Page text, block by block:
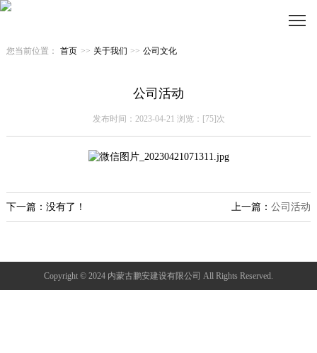
您当前位置： 首页 >> 关于我们 >> 公司文化
公司活动
发布时间：2023-04-21 浏览：[75]次
上一篇：公司活动
下一篇：没有了！
Copyright © 2024 内蒙古鹏安建设有限公司 All Rights Reserved.